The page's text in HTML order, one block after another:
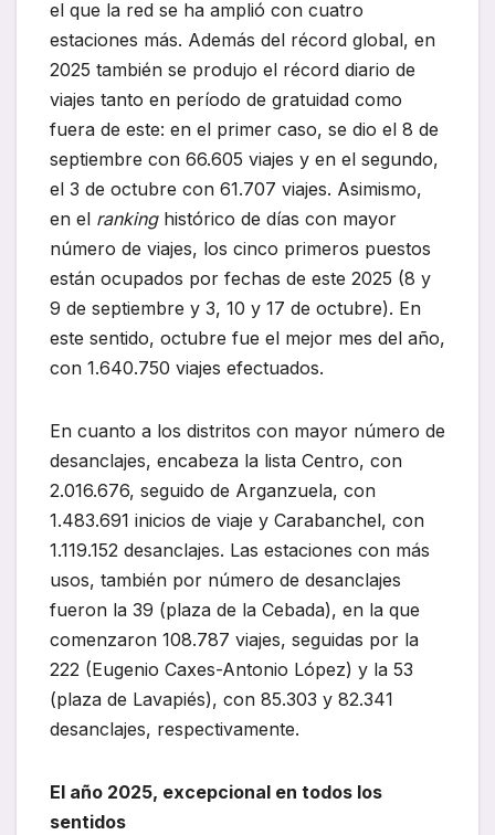
el que la red se ha amplió con cuatro
estaciones más. Además del récord global, en
2025 también se produjo el récord diario de
viajes tanto en período de gratuidad como
fuera de este: en el primer caso, se dio el 8 de
septiembre con 66.605 viajes y en el segundo,
el 3 de octubre con 61.707 viajes. Asimismo,
en el ranking histórico de días con mayor
número de viajes, los cinco primeros puestos
están ocupados por fechas de este 2025 (8 y
9 de septiembre y 3, 10 y 17 de octubre). En
este sentido, octubre fue el mejor mes del año,
con 1.640.750 viajes efectuados.
En cuanto a los distritos con mayor número de
desanclajes, encabeza la lista Centro, con
2.016.676, seguido de Arganzuela, con
1.483.691 inicios de viaje y Carabanchel, con
1.119.152 desanclajes. Las estaciones con más
usos, también por número de desanclajes
fueron la 39 (plaza de la Cebada), en la que
comenzaron 108.787 viajes, seguidas por la
222 (Eugenio Caxes-Antonio López) y la 53
(plaza de Lavapiés), con 85.303 y 82.341
desanclajes, respectivamente.
El año 2025, excepcional en todos los
sentidos